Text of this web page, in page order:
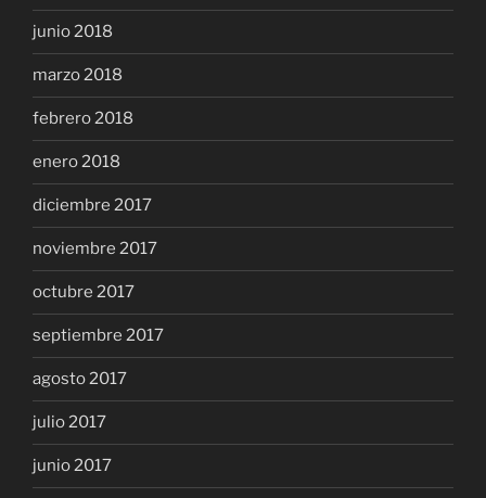
junio 2018
marzo 2018
febrero 2018
enero 2018
diciembre 2017
noviembre 2017
octubre 2017
septiembre 2017
agosto 2017
julio 2017
junio 2017